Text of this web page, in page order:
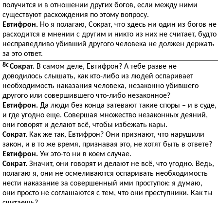
получится и в отношении других богов, если между ними
существуют расхождения по этому вопросу.
Евтифрон. Но я полагаю, Сократ, что здесь ни один из богов не
расходится в мнении с другим и никто из них не считает, будто
несправедливо убивший другого человека не должен держать
за это ответ.
8cСократ. В самом деле, Евтифрон? А тебе разве не
доводилось слышать, как кто-либо из людей оспаривает
необходимость наказания человека, незаконно убившего
другого или совершившего что-либо незаконное?
Евтифрон. Да люди без конца затевают такие споры – и в суде,
и где угодно еще. Совершая множество незаконных деяний,
они говорят и делают всё, чтобы избежать кары.
Сократ. Как же так, Евтифрон? Они признают, что нарушили
закон, и в то же время, признавая это, не хотят быть в ответе?
Евтифрон. Уж это-то ни в коем случае.
Сократ. Значит, они говорят и делают не всё, что угодно. Ведь,
полагаю я, они не осмеливаются оспаривать необходимость
нести наказание за совершенный ими проступок: я думаю,
они просто не соглашаются с тем, что они преступники. Как ты